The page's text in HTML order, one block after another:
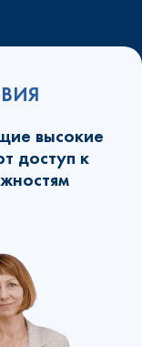
высокие
доступ к